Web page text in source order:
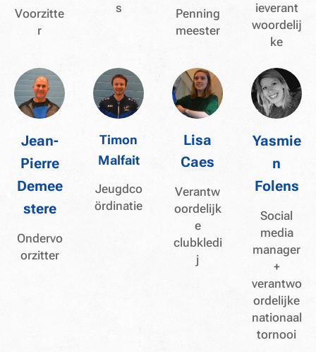
Voorzitte
r
s
Penning
meester
ieverant
woordelij
ke
Jean-
Pierre
Demee
stere
Ondervo
orzitter
Timon
Malfait
Jeugdco
ördinatie
Lisa
Caes
Verantw
oordelijk
e
clubkledi
j
Yasmie
n
Folens
Social
media
manager
+
verantwo
ordelijke
nationaal
tornooi